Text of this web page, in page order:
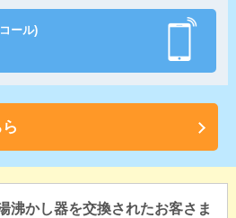
ール)
沸かし器を交換されたお客さま